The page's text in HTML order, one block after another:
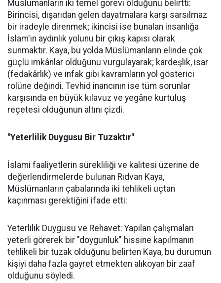
Müslümanların iki temel görevi olduğunu belirtti:
Birincisi, dışarıdan gelen dayatmalara karşı sarsılmaz
bir iradeyle direnmek; ikincisi ise bunalan insanlığa
İslam'ın aydınlık yolunu bir çıkış kapısı olarak
sunmaktır. Kaya, bu yolda Müslümanların elinde çok
güçlü imkânlar olduğunu vurgulayarak; kardeşlik, isar
(fedakârlık) ve infak gibi kavramların yol gösterici
rolüne değindi. Tevhid inancının ise tüm sorunlar
karşısında en büyük kılavuz ve yegâne kurtuluş
reçetesi olduğunun altını çizdi.
"Yeterlilik Duygusu Bir Tuzaktır"
İslami faaliyetlerin sürekliliği ve kalitesi üzerine de
değerlendirmelerde bulunan Rıdvan Kaya,
Müslümanların çabalarında iki tehlikeli uçtan
kaçınması gerektiğini ifade etti:
Yeterlilik Duygusu ve Rehavet: Yapılan çalışmaları
yeterli görerek bir "doygunluk" hissine kapılmanın
tehlikeli bir tuzak olduğunu belirten Kaya, bu durumun
kişiyi daha fazla gayret etmekten alıkoyan bir zaaf
olduğunu söyledi.